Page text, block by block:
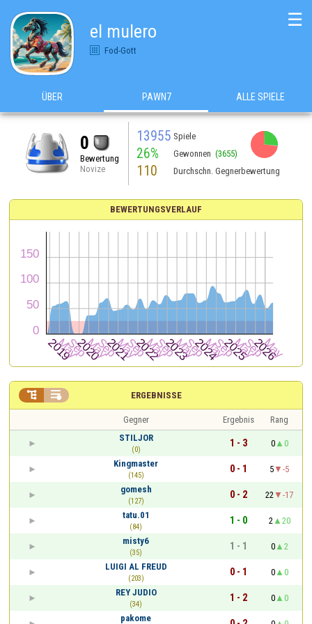
el mulero
Fod-Gott
☰
ÜBER PAWN7 ALLE SPIELE
0
Bewertung
Novize
13955 Spiele
26% Gewonnen (3655)
110 Durchschn. Gegnerbewertung
BEWERTUNGSVERLAUF
ERGEBNISSE
 
Gegner Ergebnis
Rang
STILJOR
(0)
1 - 3 0
0
Kingmaster
(145)
0 - 1 5
-5
gomesh
(127)
0 - 2 22
-17
tatu.01
(84)
1 - 0 2
20
misty6
(35)
1 - 1 0
2
LUIGI AL FREUD
(203)
0 - 1 0
0
REY JUDIO
(34)
1 - 2 0
0
pakome